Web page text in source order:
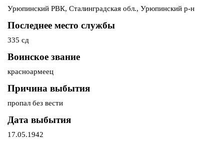
Урюпинский РВК, Сталинградская обл., Урюпинский р-н
Последнее место службы
335 сд
Воинское звание
красноармеец
Причина выбытия
пропал без вести
Дата выбытия
17.05.1942